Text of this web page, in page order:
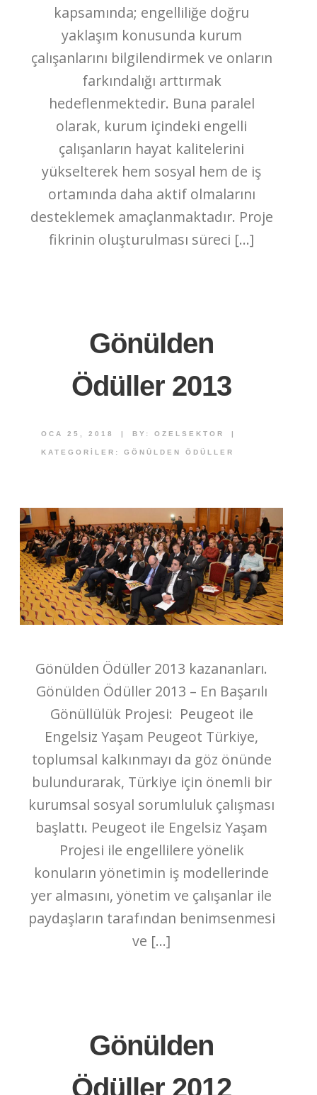
kapsamında; engelliliğe doğru
yaklaşım konusunda kurum
çalışanlarını bilgilendirmek ve onların
farkındalığı arttırmak
hedeflenmektedir. Buna paralel
olarak, kurum içindeki engelli
çalışanların hayat kalitelerini
yükselterek hem sosyal hem de iş
ortamında daha aktif olmalarını
desteklemek amaçlanmaktadır. Proje
fikrinin oluşturulması süreci […]
Gönülden
Ödüller 2013
OCA 25, 2018 | BY: OZELSEKTOR |
KATEGORILER: GÖNÜLDEN ÖDÜLLER
Gönülden Ödüller 2013 kazananları.
Gönülden Ödüller 2013 – En Başarılı
Gönüllülük Projesi: Peugeot ile
Engelsiz Yaşam Peugeot Türkiye,
toplumsal kalkınmayı da göz önünde
bulundurarak, Türkiye için önemli bir
kurumsal sosyal sorumluluk çalışması
başlattı. Peugeot ile Engelsiz Yaşam
Projesi ile engellilere yönelik
konuların yönetimin iş modellerinde
yer almasını, yönetim ve çalışanlar ile
paydaşların tarafından benimsenmesi
ve […]
Gönülden
Ödüller 2012